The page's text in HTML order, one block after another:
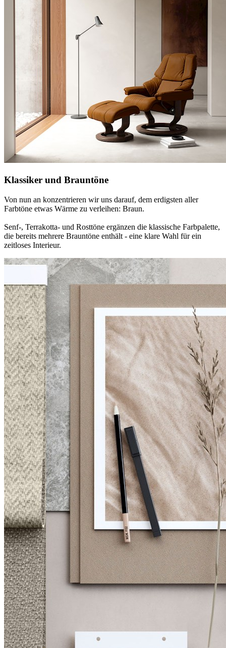
Klassiker und Brauntöne
Von nun an konzentrieren wir uns darauf, dem erdigsten aller
Farbtöne etwas Wärme zu verleihen: Braun.
Senf-, Terrakotta- und Rosttöne ergänzen die klassische Farbpalette,
die bereits mehrere Brauntöne enthält - eine klare Wahl für ein
zeitloses Interieur.